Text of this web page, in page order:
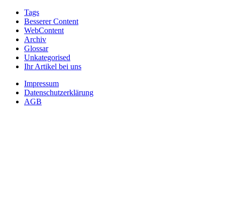
Tags
Besserer Content
WebContent
Archiv
Glossar
Unkategorised
Ihr Artikel bei uns
Impressum
Datenschutzerklärung
AGB